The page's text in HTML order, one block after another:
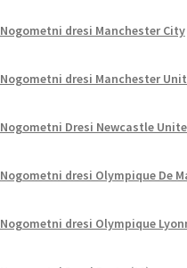
Nogometni dresi Manchester City
Nogometni dresi Manchester
Nogometni Dresi Newcastle
Nogometni dresi Olympique De
Nogometni dresi Olympique